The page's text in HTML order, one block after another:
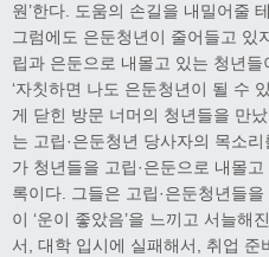
원’한다. 도움의 손길을 내밀어줄
그럼에도 은둔청년이 줄어들고 있
립과 은둔으로 내몰고 있는 청년
‘자칫하면 나도 은둔청년이 될 수
게 닫힌 방문 너머의 청년들을 만
는 고립·은둔청년 당사자의 목소
가 청년들을 고립·은둔으로 내몰
록이다. 그들은 고립·은둔청년들
이 ‘운이 좋았음’을 느끼고 서늘해
서, 대학 입시에 실패해서, 취업 준